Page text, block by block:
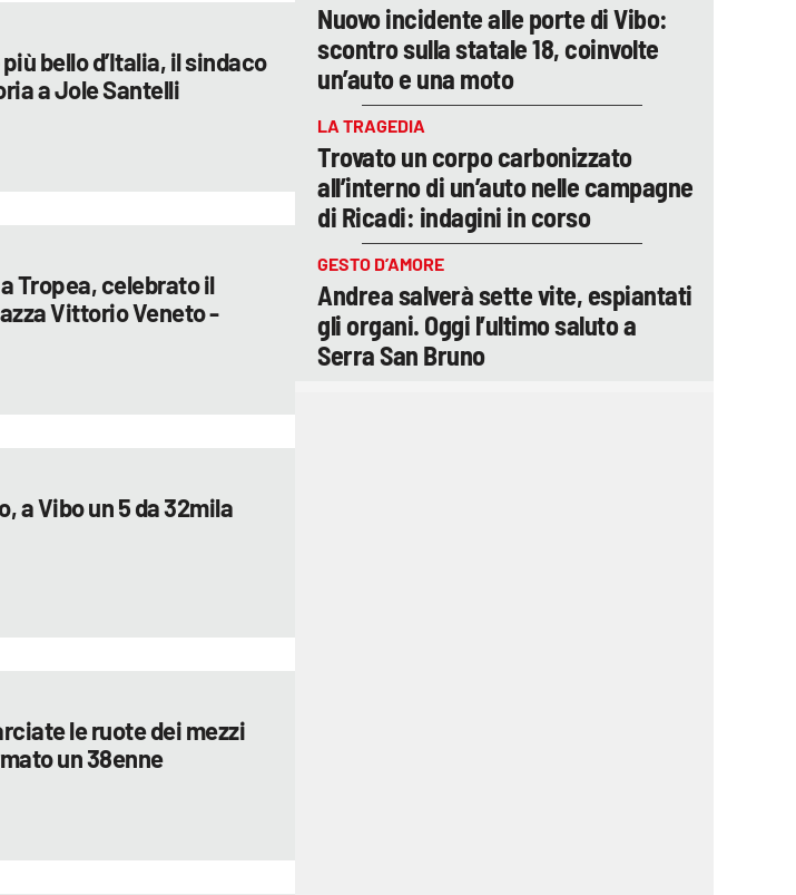
bello d’Italia, il sindaco
a Jole Santelli
Tropea, celebrato il
Vittorio Veneto -
a Vibo un 5 da 32mila
le ruote dei mezzi
un 38enne
Nuovo incidente alle porte di Vibo:
scontro sulla statale 18, coinvolte
un’auto e una moto
LA TRAGEDIA
Trovato un corpo carbonizzato
all’interno di un’auto nelle campagne
di Ricadi: indagini in corso
GESTO D’AMORE
Andrea salverà sette vite, espiantati
gli organi. Oggi l’ultimo saluto a
Serra San Bruno